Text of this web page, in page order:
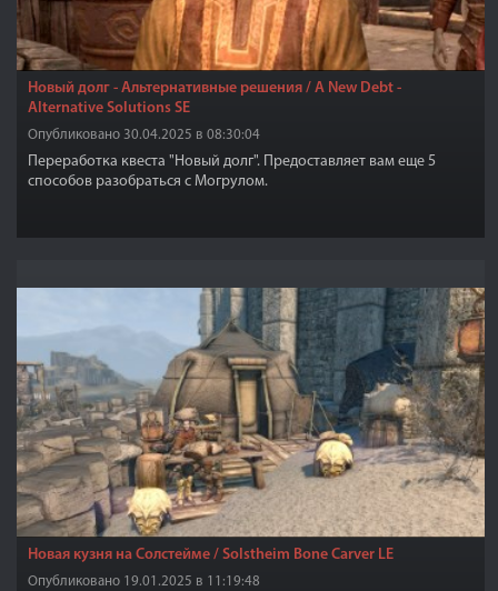
Новый долг - Альтернативные решения / A New Debt -
Alternative Solutions SE
Опубликовано 30.04.2025 в 08:30:04
Переработка квеста "Новый долг". Предоставляет вам еще 5
способов разобраться с Могрулом.
Новая кузня на Солстейме / Solstheim Bone Carver LE
Опубликовано 19.01.2025 в 11:19:48